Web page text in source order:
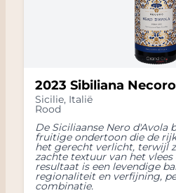
2023 Sibiliana
Sicilie, Italië
Rood
De Siciliaanse Nero d'Avola
fruitige ondertoon die de
het gerecht verlicht, terwijl
zachte textuur van het
resultaat is een levendige
regionaliteit en verfijning,
combinatie.